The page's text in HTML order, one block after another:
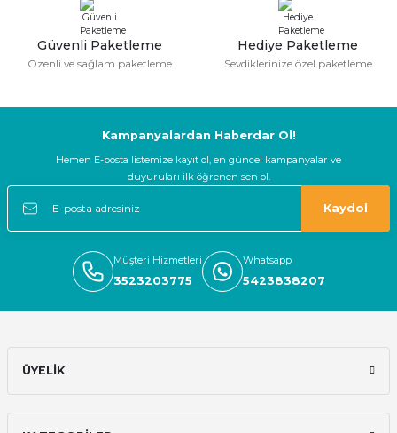
Güvenli Paketleme
Özenli ve sağlam paketleme
Hediye Paketleme
Sevdiklerinize özel paketleme
Kampanyalardan Haberdar Ol!
Hemen E-posta listemize kayıt ol, en güncel kampanyalar ve
duyuruları ilk öğrenen sen ol.
Kaydol
Müşteri Hizmetleri
3523203775
Whatsapp
5423838207
ÜYELİK